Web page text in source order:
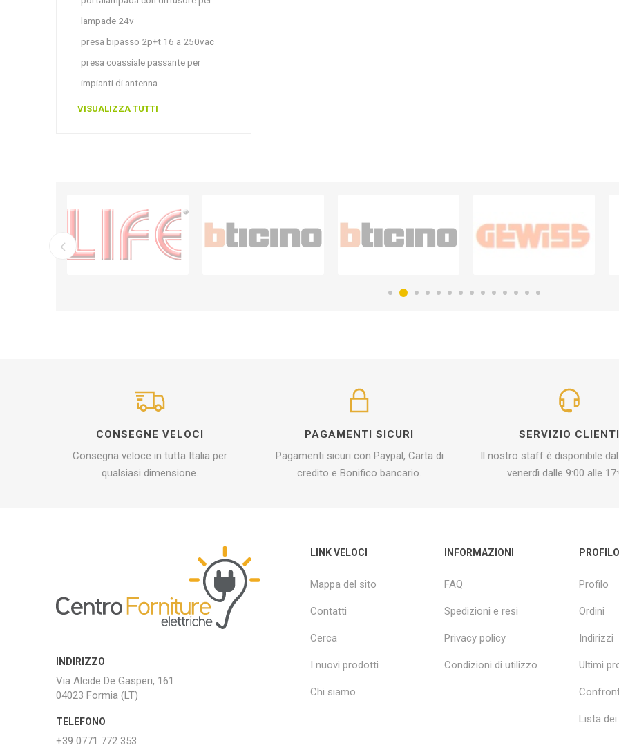
lampade 24v
presa bipasso 2p+t 16 a 250vac
presa coassiale passante per
impianti di antenna
VISUALIZZA TUTTI
CONSEGNE VELOCI
Consegna veloce in tutta Italia per
qualsiasi dimensione.
PAGAMENTI SICURI
Pagamenti sicuri con Paypal, Carta di
credito e Bonifico bancario.
SERVIZIO CLIENTI
Il nostro staff è disponibile
venerdì dalle 9:00 alle
INDIRIZZO
Via Alcide De Gasperi, 161
04023 Formia (LT)
TELEFONO
+39 0771 772 353
LINK VELOCI
Mappa del sito
Contatti
Cerca
I nuovi prodotti
Chi siamo
INFORMAZIONI
FAQ
Spedizioni e resi
Privacy policy
Condizioni di utilizzo
PROFILO
Profilo
Ordini
Indirizzi
Ultimi
Lista